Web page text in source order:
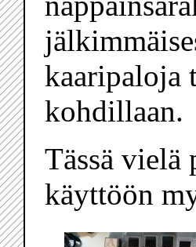
kaaripaloja
kohdillaan.
Tässä vielä
käyttöön